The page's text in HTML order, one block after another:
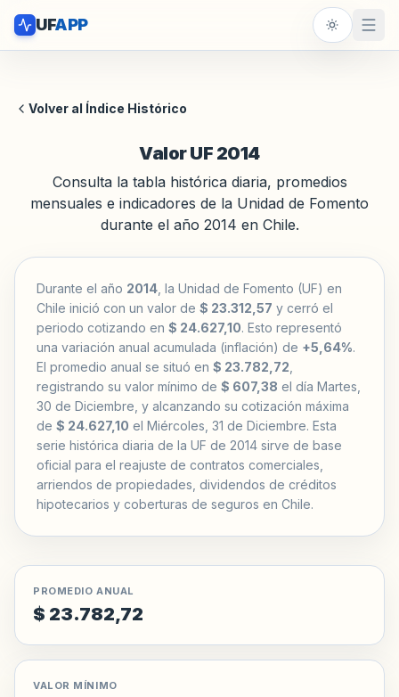
UFAPP
Volver al Índice Histórico
Valor UF 2014
Consulta la tabla histórica diaria, promedios
mensuales e indicadores de la Unidad de Fomento
durante el año 2014 en Chile.
Durante el año 2014 , la Unidad de Fomento (UF) en
Chile inició con un valor de $ 23.312,57 y cerró el
periodo cotizando en $ 24.627,10. Esto representó
una variación anual acumulada (inflación) de +5,64%.
El promedio anual se situó en $ 23.782,72
registrando su valor mínimo de $ 607,38 el día Martes,
30 de Diciembre, y alcanzando su cotización máxima
de $ 24.627,10 el Miércoles, 31 de Diciembre. Esta
serie histórica diaria de la UF de 2014 sirve de base
oficial para el reajuste de contratos comerciales,
arriendos de propiedades, dividendos de créditos
hipotecarios y coberturas de seguros en Chile.
PROMEDIO ANUAL
$ 23.782,72
VALOR MÍNIMO